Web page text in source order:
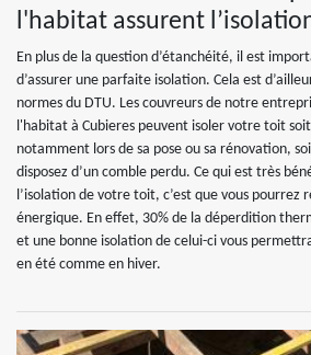
l'habitat assurent
En plus de la question d’étanchéité, il est
d’assurer une parfaite isolation. Cela est
normes du DTU. Les couvreurs de notre
l'habitat à Cubieres peuvent isoler votre toit
notamment lors de sa pose ou sa rénovation,
disposez d’un comble perdu. Ce qui est très
l’isolation de votre toit, c’est que vous pourrez
énergique. En effet, 30% de la déperdition
et une bonne isolation de celui-ci vous
en été comme en hiver.